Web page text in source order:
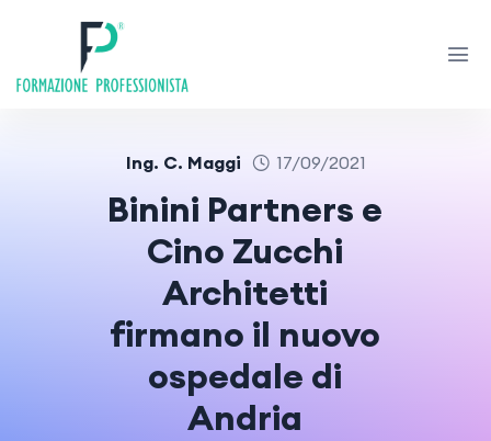
Ing. C. Maggi 17/09/2021
Binini Partners e
Cino Zucchi
Architetti
firmano il nuovo
ospedale di
Andria